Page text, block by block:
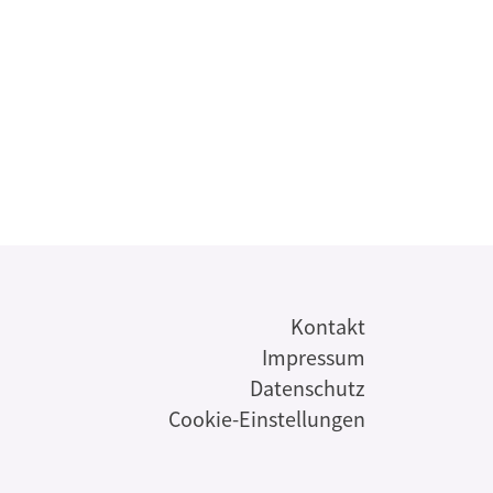
Kontakt
Impressum
Datenschutz
Cookie-Einstellungen